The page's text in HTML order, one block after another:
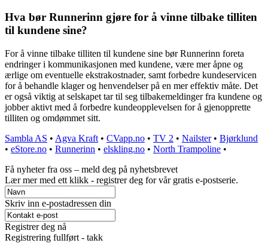
Hva bør Runnerinn gjøre for å vinne tilbake tilliten
til kundene sine?
For å vinne tilbake tilliten til kundene sine bør Runnerinn foreta
endringer i kommunikasjonen med kundene, være mer åpne og
ærlige om eventuelle ekstrakostnader, samt forbedre kundeservicen
for å behandle klager og henvendelser på en mer effektiv måte. Det
er også viktig at selskapet tar til seg tilbakemeldinger fra kundene og
jobber aktivt med å forbedre kundeopplevelsen for å gjenopprette
tilliten og omdømmet sitt.
Sambla AS • Agva Kraft • CVapp.no • TV 2 • Nailster• Bjørklund
• eStore.no • Runnerinn • elskling.no • North Trampoline •
Få nyheter fra oss – meld deg på nyhetsbrevet
Lær mer med ett klikk - registrer deg for vår gratis e-postserie.
Skriv inn e-postadressen din
Registrer deg nå
Registrering fullført - takk